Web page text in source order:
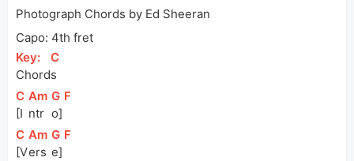
Photograph Chords by Ed Sheeran
Capo: 4th fret
[Key:
Chord
[
C
s
[
C ]
[I
[
Am ]
ntr
[
G ]
o]
[F
[
C ]
[V
[
Am ]
ers
[
G ]
e]
[F